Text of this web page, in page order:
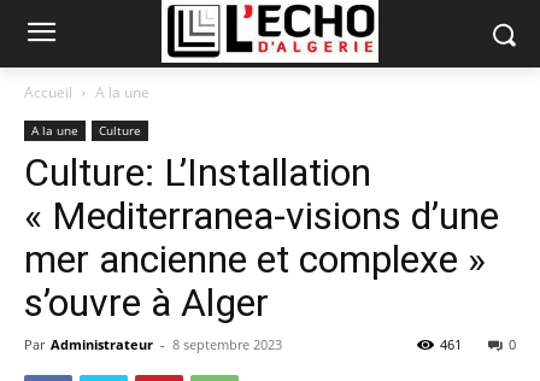
Accueil A la une
A la une Culture
Culture: L’Installation
« Mediterranea-visions d’une
mer ancienne et complexe »
s’ouvre à Alger
Par Administrateur - 8 septembre 2023 0
461